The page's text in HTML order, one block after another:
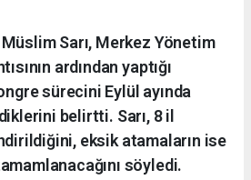
Sarı, Merkez Yönetim
ardından yaptığı
sürecini Eylül ayında
belirtti. Sarı, 8 il
eksik atamaların ise
söyledi.